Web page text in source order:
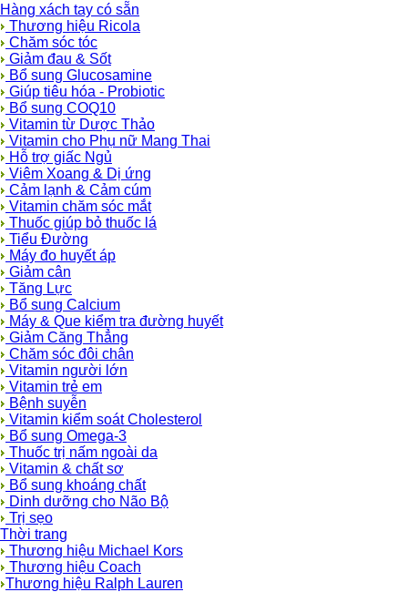
Hàng xách tay có sẵn
Thương hiệu Ricola
Chăm sóc tóc
Giảm đau & Sốt
Bổ sung Glucosamine
Giúp tiêu hóa - Probiotic
Bổ sung COQ10
Vitamin từ Dược Thảo
Vitamin cho Phụ nữ Mang Thai
Hỗ trợ giấc Ngủ
Viêm Xoang & Dị ứng
Cảm lạnh & Cảm cúm
Vitamin chăm sóc mắt
Thuốc giúp bỏ thuốc lá
Tiểu Đường
Máy đo huyết áp
Giảm cân
Tăng Lực
Bổ sung Calcium
Máy & Que kiểm tra đường huyết
Giảm Căng Thẳng
Chăm sóc đôi chân
Vitamin người lớn
Vitamin trẻ em
Bệnh suyễn
Vitamin kiểm soát Cholesterol
Bổ sung Omega-3
Thuốc trị nấm ngoài da
Vitamin & chất sơ
Bổ sung khoáng chất
Dinh dưỡng cho Não Bộ
Trị sẹo
Thời trang
Thương hiệu Michael Kors
Thương hiệu Coach
Thương hiệu Ralph Lauren